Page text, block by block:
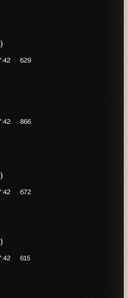
629
866
672
615